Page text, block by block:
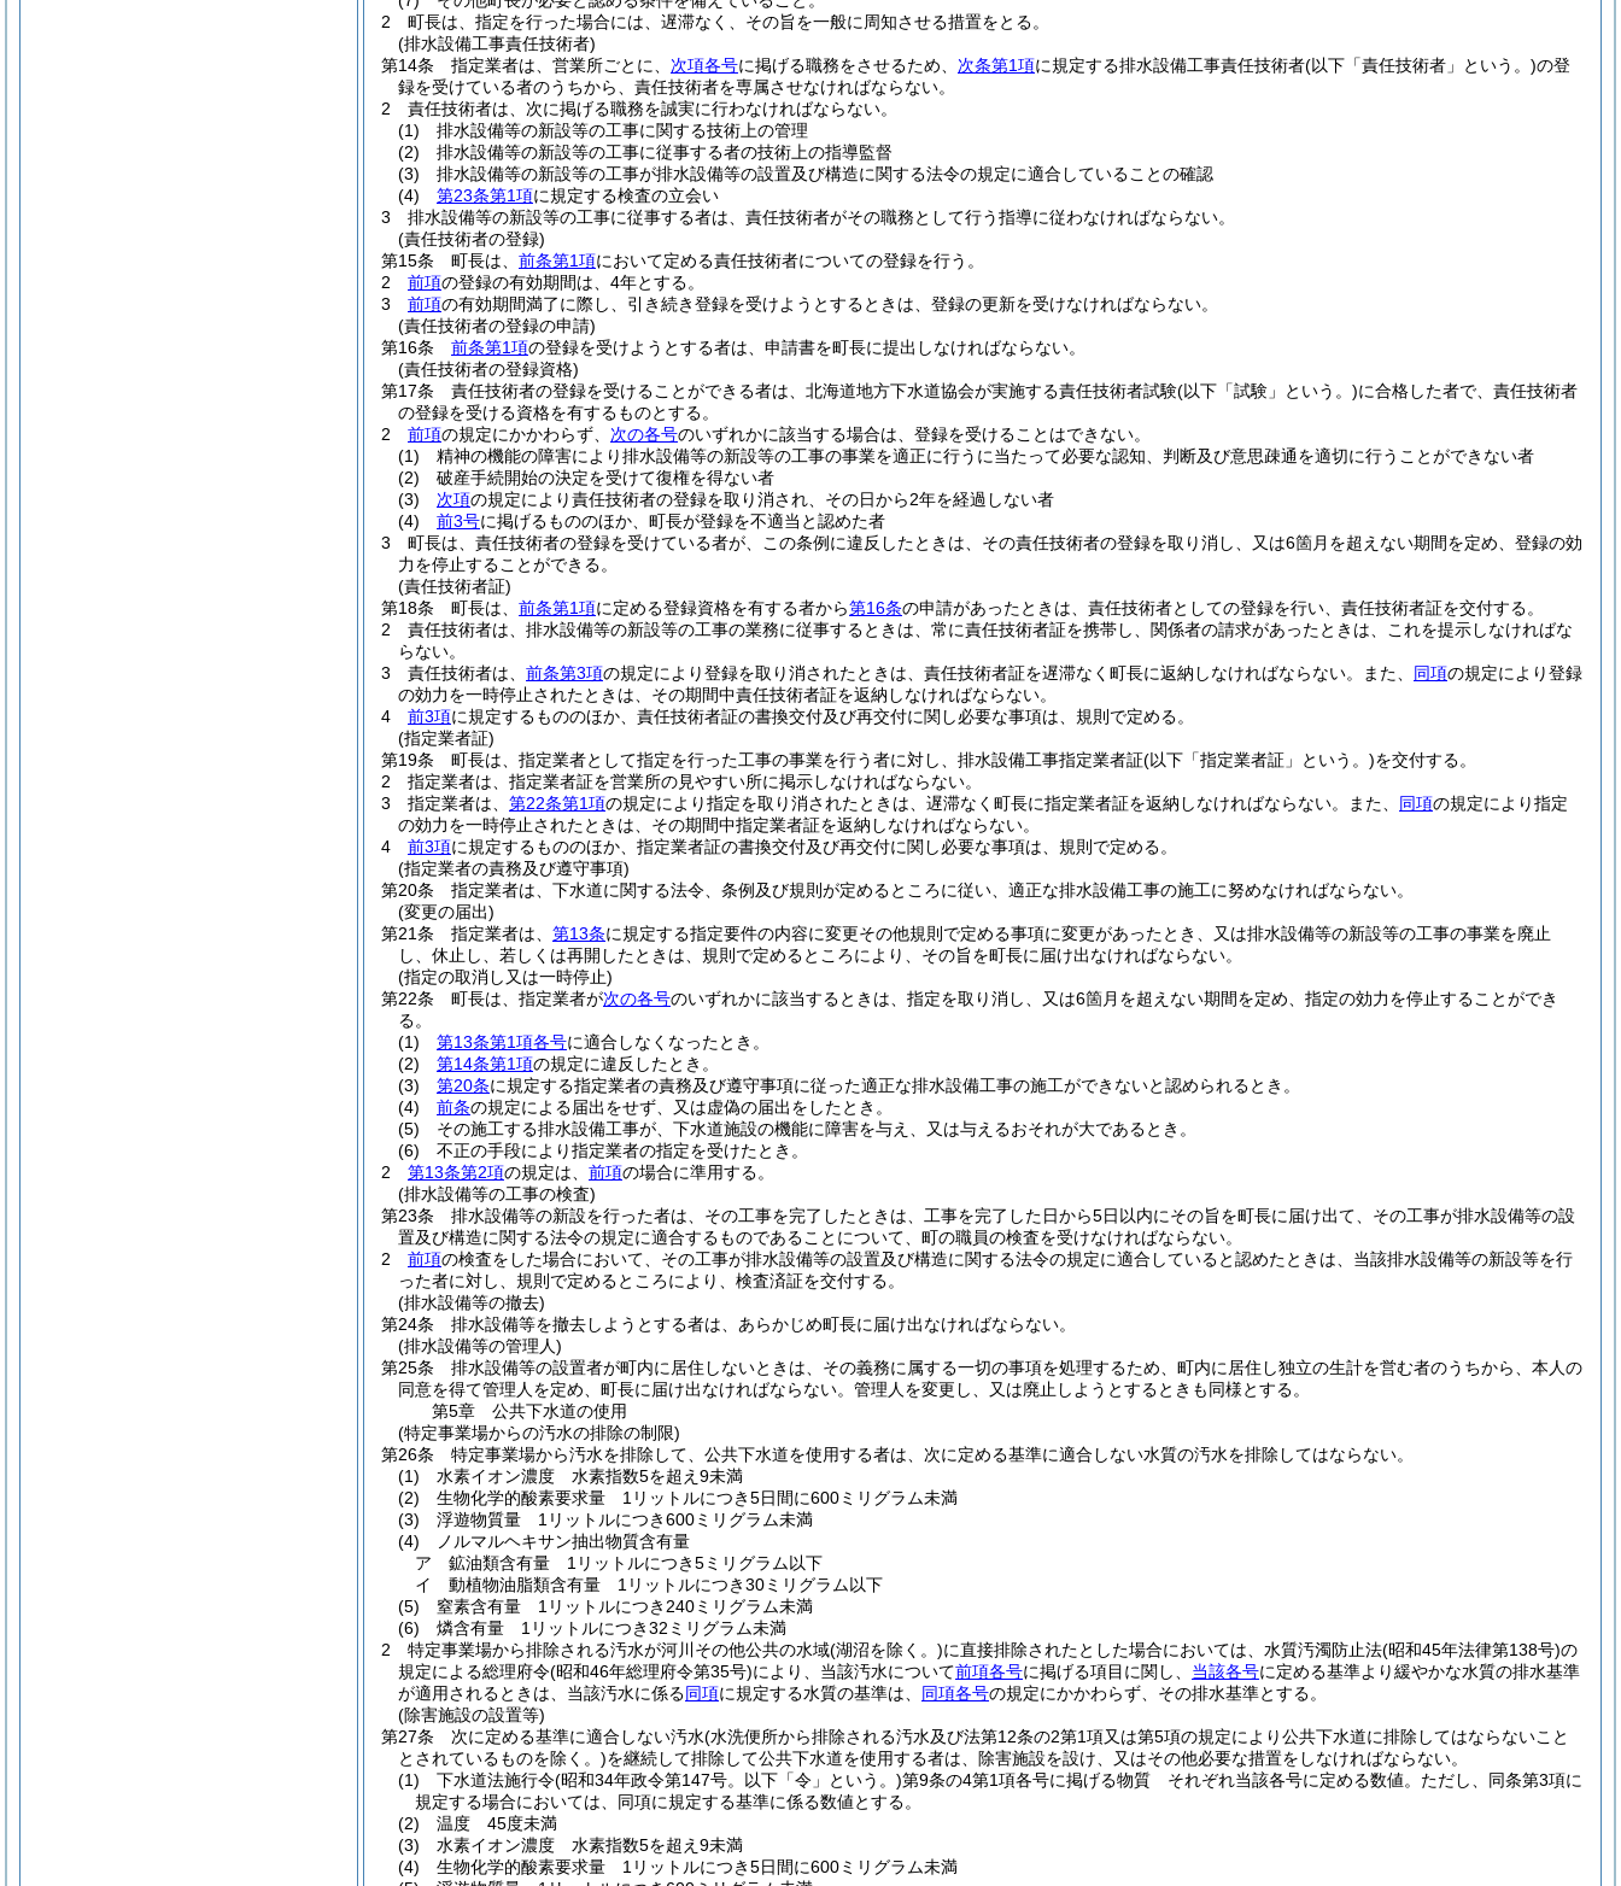
2
町長は、指定を行った場合には、遅滞なく、その旨を一般に周知させる措置をとる。
(排水設備工事責任技術者)
第14条
指定業者は、営業所ごとに、 次項各号に掲げる職務をさせるため、 次条第1項に規定する排水設備工事責任技術者(以下「責任技術者」という。)の登
録を受けている者のうちから、責任技術者を専属させなければならない。
2
責任技術者は、次に掲げる職務を誠実に行わなければならない。
(1)
排水設備等の新設等の工事に関する技術上の管理
(2)
排水設備等の新設等の工事に従事する者の技術上の指導監督
(3)
排水設備等の新設等の工事が排水設備等の設置及び構造に関する法令の規定に適合していることの確認
(4)
第23条第1項に規定する検査の立会い
3
排水設備等の新設等の工事に従事する者は、責任技術者がその職務として行う指導に従わなければならない。
(責任技術者の登録)
第15条
町長は、 前条第1項において定める責任技術者についての登録を行う。
2
前項の登録の有効期間は、4年とする。
3
前項の有効期間満了に際し、引き続き登録を受けようとするときは、登録の更新を受けなければならない。
(責任技術者の登録の申請)
第16条
前条第1項の登録を受けようとする者は、申請書を町長に提出しなければならない。
(責任技術者の登録資格)
第17条
責任技術者の登録を受けることができる者は、北海道地方下水道協会が実施する責任技術者試験(以下「試験」という。)に合格した者で、責任技術者
の登録を受ける資格を有するものとする。
2
前項の規定にかかわらず、 次の各号のいずれかに該当する場合は、登録を受けることはできない。
(1)
精神の機能の障害により排水設備等の新設等の工事の事業を適正に行うに当たって必要な認知、判断及び意思疎通を適切に行うことができない者
(2)
破産手続開始の決定を受けて復権を得ない者
(3)
次項の規定により責任技術者の登録を取り消され、その日から2年を経過しない者
(4)
前3号に掲げるもののほか、町長が登録を不適当と認めた者
3
町長は、責任技術者の登録を受けている者が、この条例に違反したときは、その責任技術者の登録を取り消し、又は6箇月を超えない期間を定め、登録の効
力を停止することができる。
(責任技術者証)
第18条
町長は、 前条第1項に定める登録資格を有する者から第16条の申請があったときは、責任技術者としての登録を行い、責任技術者証を交付する。
2
責任技術者は、排水設備等の新設等の工事の業務に従事するときは、常に責任技術者証を携帯し、関係者の請求があったときは、これを提示しなければな
らない。
3
責任技術者は、 前条第3項の規定により登録を取り消されたときは、責任技術者証を遅滞なく町長に返納しなければならない。 また、 同項の規定により登録
の効力を一時停止されたときは、その期間中責任技術者証を返納しなければならない。
4
前3項に規定するもののほか、責任技術者証の書換交付及び再交付に関し必要な事項は、規則で定める。
(指定業者証)
第19条
町長は、指定業者として指定を行った工事の事業を行う者に対し、排水設備工事指定業者証(以下「指定業者証」という。)を交付する。
2
指定業者は、指定業者証を営業所の見やすい所に掲示しなければならない。
3
指定業者は、 第22条第1項の規定により指定を取り消されたときは、遅滞なく町長に指定業者証を返納しなければならない。 また、 同項の規定により指定
の効力を一時停止されたときは、その期間中指定業者証を返納しなければならない。
4
前3項に規定するもののほか、指定業者証の書換交付及び再交付に関し必要な事項は、規則で定める。
(指定業者の責務及び遵守事項)
第20条
指定業者は、下水道に関する法令、条例及び規則が定めるところに従い、適正な排水設備工事の施工に努めなければならない。
(変更の届出)
第21条
指定業者は、 第13条に規定する指定要件の内容に変更その他規則で定める事項に変更があったとき、又は排水設備等の新設等の工事の事業を廃止
し、休止し、若しくは再開したときは、規則で定めるところにより、その旨を町長に届け出なければならない。
(指定の取消し又は一時停止)
第22条
町長は、指定業者が次の各号のいずれかに該当するときは、指定を取り消し、又は6箇月を超えない期間を定め、指定の効力を停止することができ
る。
(1)
第13条第1項各号に適合しなくなったとき。
(2)
第14条第1項の規定に違反したとき。
(3)
第20条に規定する指定業者の責務及び遵守事項に従った適正な排水設備工事の施工ができないと認められるとき。
(4)
前条の規定による届出をせず、又は虚偽の届出をしたとき。
(5)
その施工する排水設備工事が、下水道施設の機能に障害を与え、又は与えるおそれが大であるとき。
(6)
不正の手段により指定業者の指定を受けたとき。
2
第13条第2項の規定は、 前項の場合に準用する。
(排水設備等の工事の検査)
第23条
排水設備等の新設を行った者は、その工事を完了したときは、工事を完了した日から5日以内にその旨を町長に届け出て、その工事が排水設備等の設
置及び構造に関する法令の規定に適合するものであることについて、町の職員の検査を受けなければならない。
2
前項の検査をした場合において、その工事が排水設備等の設置及び構造に関する法令の規定に適合していると認めたときは、当該排水設備等の新設等を行
った者に対し、規則で定めるところにより、検査済証を交付する。
(排水設備等の撤去)
第24条
排水設備等を撤去しようとする者は、あらかじめ町長に届け出なければならない。
(排水設備等の管理人)
第25条
排水設備等の設置者が町内に居住しないときは、その義務に属する一切の事項を処理するため、町内に居住し独立の生計を営む者のうちから、本人の
同意を得て管理人を定め、町長に届け出なければならない。 管理人を変更し、又は廃止しようとするときも同様とする。
第5章
公共下水道の使用
(特定事業場からの汚水の排除の制限)
第26条
特定事業場から汚水を排除して、公共下水道を使用する者は、次に定める基準に適合しない水質の汚水を排除してはならない。
(1)
水素イオン濃度 水素指数5を超え9未満
(2)
生物化学的酸素要求量 1リットルにつき5日間に600ミリグラム未満
(3)
浮遊物質量 1リットルにつき600ミリグラム未満
(4)
ノルマルヘキサン抽出物質含有量
ア
鉱油類含有量 1リットルにつき5ミリグラム以下
イ
動植物油脂類含有量 1リットルにつき30ミリグラム以下
(5)
窒素含有量 1リットルにつき240ミリグラム未満
(6)
燐含有量 1リットルにつき32ミリグラム未満
2
特定事業場から排除される汚水が河川その他公共の水域(湖沼を除く。)に直接排除されたとした場合においては、水質汚濁防止法(昭和45年法律第138号)の
規定による総理府令(昭和46年総理府令第35号)により、当該汚水について前項各号に掲げる項目に関し、 当該各号に定める基準より緩やかな水質の排水基準
が適用されるときは、当該汚水に係る同項に規定する水質の基準は、 同項各号の規定にかかわらず、その排水基準とする。
(除害施設の設置等)
第27条
次に定める基準に適合しない汚水(水洗便所から排除される汚水及び法第12条の2第1項又は第5項の規定により公共下水道に排除してはならないこと
とされているものを除く。)を継続して排除して公共下水道を使用する者は、除害施設を設け、又はその他必要な措置をしなければならない。
(1)
下水道法施行令(昭和34年政令第147号。以下「令」という。)第9条の4第1項各号に掲げる物質 それぞれ当該各号に定める数値。 ただし、同条第3項に
規定する場合においては、同項に規定する基準に係る数値とする。
(2)
温度 45度未満
(3)
水素イオン濃度 水素指数5を超え9未満
(4)
生物化学的酸素要求量 1リットルにつき5日間に600ミリグラム未満